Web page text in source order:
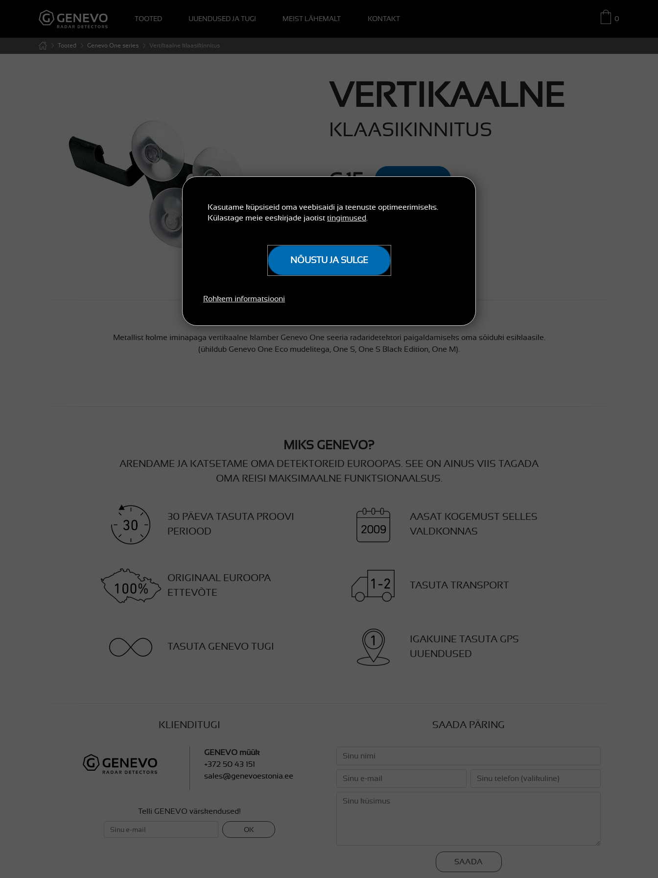
Kasutame küpsiseid oma veebisaidi ja teenuste optimeerimiseks.
Külastage meie eeskirjade jaotist tingimused
NÕUSTU JA SULGE
Rohkem informatsiooni
TOOTED UUENDUSED JA TUGI MEIST LÄHEMALT KONTAKT 0
Tooted Genevo One series Vertikaalne klaasikinnitus
VERTIKAALNE
KLAASIKINNITUS
€ 15
(€ 12,40 neto hind)
saadavus:
Metallist kolme iminapaga vertikaalne klamber Genevo One seeria radaridetektori paigaldamiseks oma sõiduki esiklaasile.
(ühildub Genevo One Eco mudelitega, One S, One S Black Edition, One M).
MIKS GENEVO?
ARENDAME JA KATSETAME OMA DETEKTOREID EUROOPAS. SEE ON AINUS VIIS TAGADA
OMA REISI MAKSIMAALNE FUNKTSIONAALSUS.
30 PÄEVA TASUTA PROOVI
PERIOOD
AASAT KOGEMUST SELLES
VALDKONNAS
ORIGINAAL EUROOPA
ETTEVÕTE
TASUTA TRANSPORT
TASUTA GENEVO TUGI
IGAKUINE TASUTA GPS
UUENDUSED
KLIENDITUGI
GENEVO müük
+372 50 43 151
sales@genevoestonia.ee
Telli GENEVO värskendused!
OK
SAADA PÄRING
SAADA